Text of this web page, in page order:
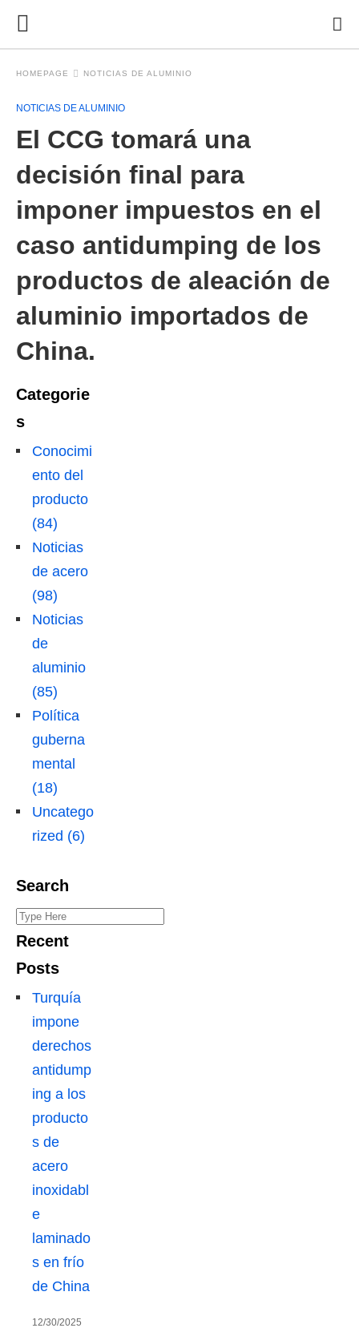
HOMEPAGE NOTICIAS DE ALUMINIO
NOTICIAS DE ALUMINIO
El CCG tomará una
decisión final para
imponer impuestos en el
caso antidumping de los
productos de aleación de
aluminio importados de
China.
Categorie
s
Conocimi
ento del
producto
(84)
Noticias
de acero
(98)
Noticias
de
aluminio
(85)
Política
guberna
mental
(18)
Uncatego
rized (6)
Search
S
e
a
Recent
Posts
Turquía
impone
derechos
antidump
ing a los
producto
s de
acero
inoxidabl
e
laminado
s en frío
de China
12/30/2025